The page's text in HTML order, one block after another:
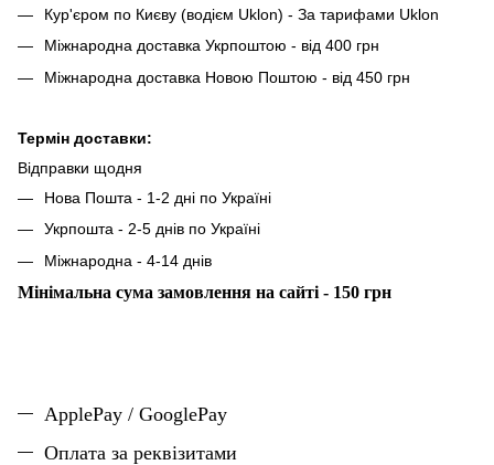
Кур'єром по Києву (водієм Uklon) - За тарифами Uklon
Міжнародна доставка Укрпоштою - від 400 грн
Міжнародна доставка Новою Поштою - від 450 грн
Термін доставки:
Відправки щодня
Нова Пошта - 1-2 дні по Україні
Укрпошта - 2-5 днів по Україні
Міжнародна - 4-14 днів
Мінімальна сума замовлення на сайті - 150 грн
ApplePay / GooglePay
Оплата за реквізитами